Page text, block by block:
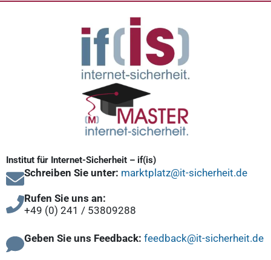
Institut für Internet-Sicherheit – if(is)
Schreiben Sie unter: marktplatz@it-sicherheit.de
Rufen Sie uns an:
+49 (0) 241 / 53809288
Geben Sie uns Feedback: feedback@it-sicherheit.de